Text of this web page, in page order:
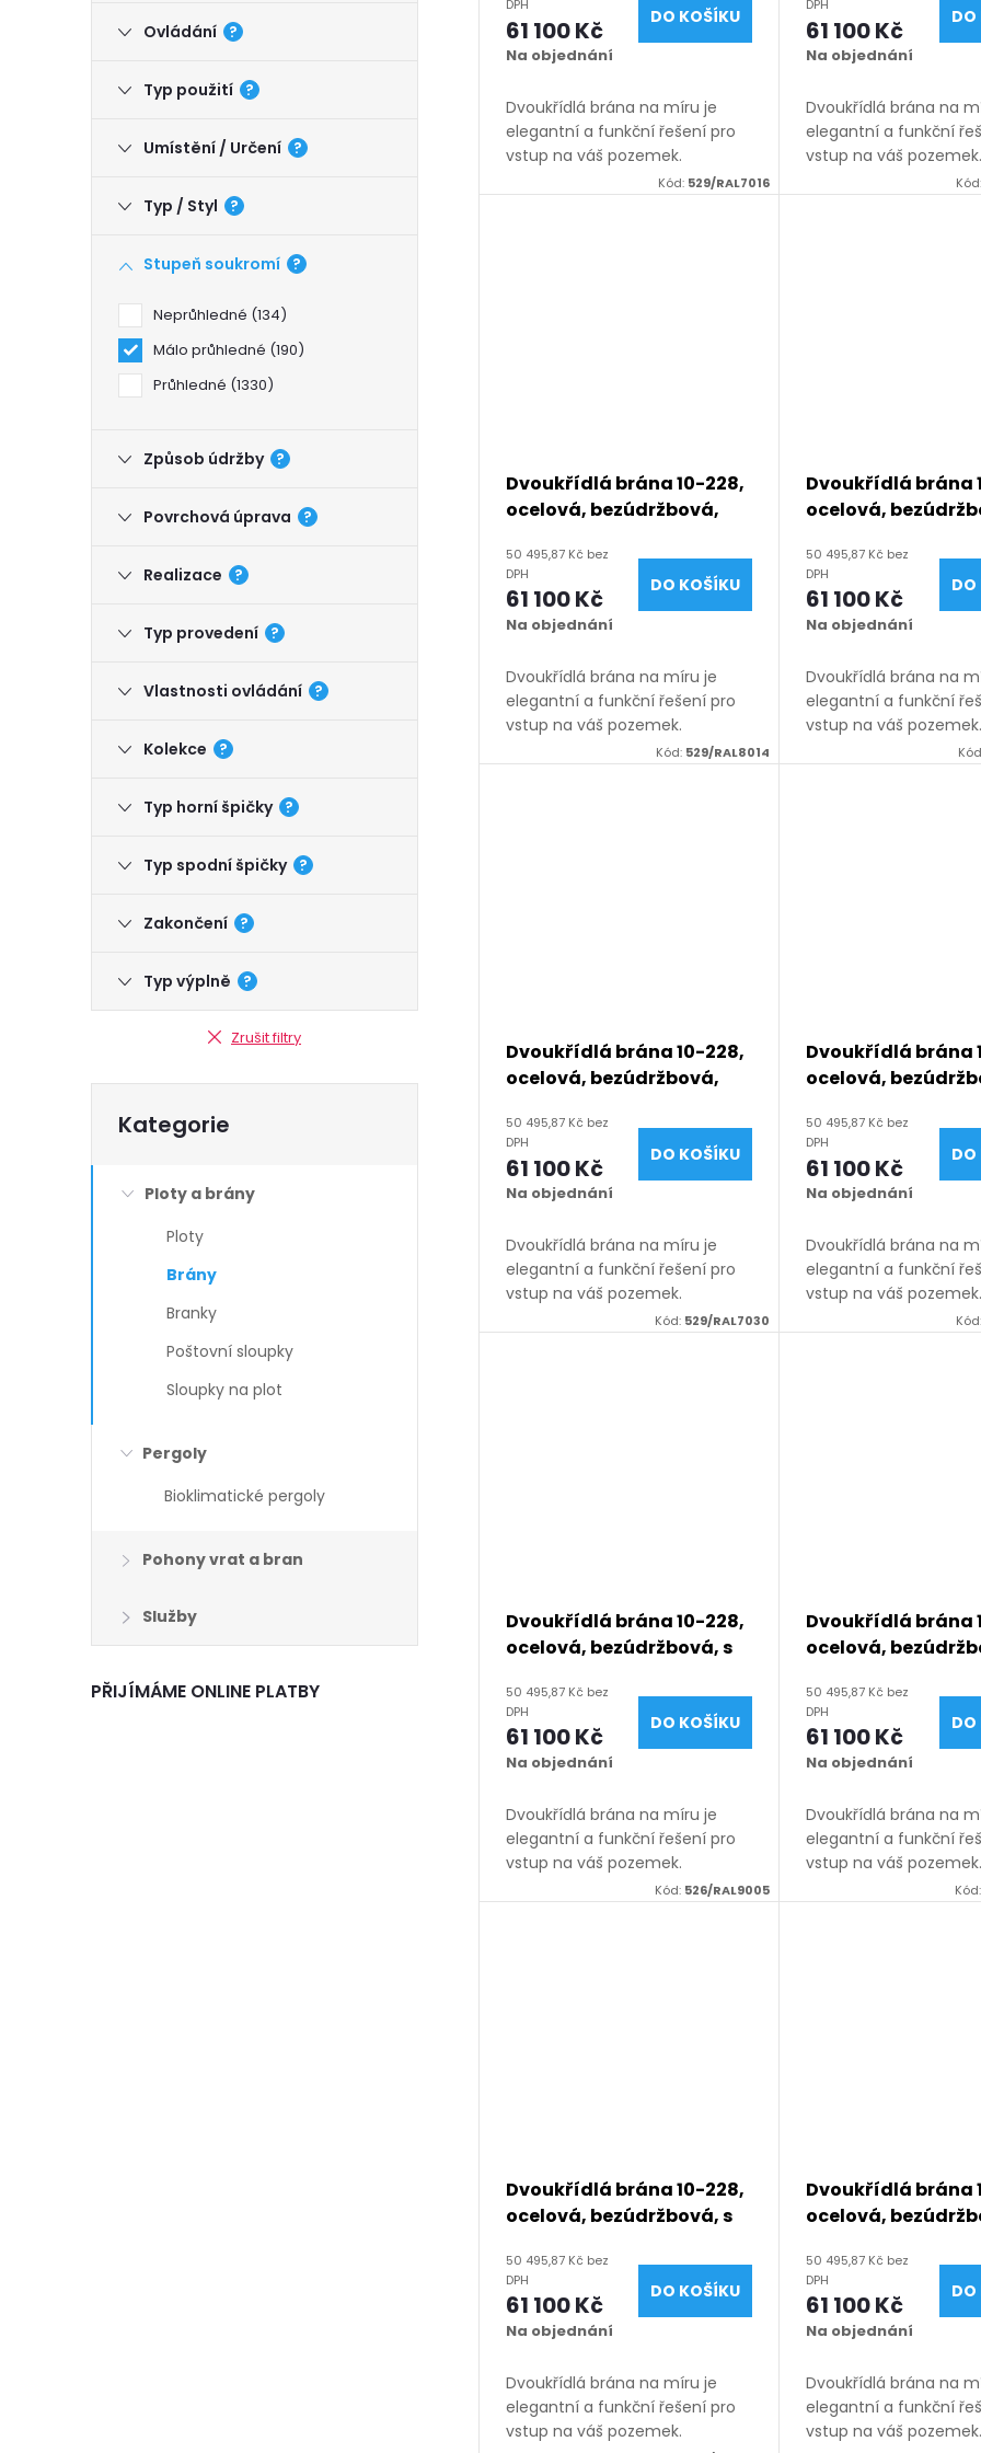
Ovládání ?
Typ použití ?
Umístění / Určení ?
Typ / Styl ?
Stupeň soukromí ?
Neprůhledné 134
Málo průhledné 190
Průhledné 1330
Způsob údržby ?
Povrchová úprava ?
Realizace ?
Typ provedení ?
Vlastnosti ovládání ?
Kolekce ?
Typ horní špičky ?
Typ spodní špičky ?
Zakončení ?
Typ výplně ?
Zrušit filtry
kategorie
Kategorie
Ploty a brány
Ploty
Brány
Branky
Poštovní sloupky
Sloupky na plot
Pergoly
Bioklimatické pergoly
Pohony vrat a bran
Služby
PŘIJÍMÁME ONLINE PLATBY
k
výška 1050 - 2050 mm),
antracit RAL 7016 matná
DPH
61 100 Kč
Na objednání
DO KOŠÍKU
Dvoukřídlá brána na míru je
elegantní a funkční řešení pro
vstup na váš pozemek.
Vyrábíme ji z kvalitních
Kód: 529/RAL7016
výška 1050 - 2050
černá RAL 9005
DPH
61 100 Kč
Na objednání
DO
Dvoukřídlá brána na
elegantní a funkční
vstup na váš pozemek.
Vyrábíme ji z kvalitních
Kód:
Dvoukřídlá brána 10-228,
ocelová, bezúdržbová,
(šířka 1200 - 6000 mm,
výška 1050 - 2050 mm),
hnědá RAL 8014 matná
50 495,87 Kč bez
DPH
61 100 Kč
Na objednání
DO KOŠÍKU
Dvoukřídlá brána na míru je
elegantní a funkční řešení pro
vstup na váš pozemek.
Vyrábíme ji z kvalitních
Kód: 529/RAL8014
Dvoukřídlá brána
ocelová,
(šířka 1200 - 6000
výška 1050 - 2050
hnědá RAL 8019
50 495,87 Kč bez
DPH
61 100 Kč
Na objednání
DO
Dvoukřídlá brána na
elegantní a funkční
vstup na váš pozemek.
Vyrábíme ji z kvalitních
Dvoukřídlá brána 10-228,
ocelová, bezúdržbová,
(šířka 1200 - 6000 mm,
výška 1050 - 2050 mm),
šedá RAL 7030 matná
50 495,87 Kč bez
DPH
61 100 Kč
Na objednání
DO KOŠÍKU
Dvoukřídlá brána na míru je
elegantní a funkční řešení pro
vstup na váš pozemek.
Vyrábíme ji z kvalitních
Kód: 529/RAL7030
Dvoukřídlá brána
ocelová,
(šířka 1200 - 6000
výška 1050 - 2050
zelená RAL 6005
50 495,87 Kč bez
DPH
61 100 Kč
Na objednání
DO
Dvoukřídlá brána na
elegantní a funkční
vstup na váš pozemek.
Vyrábíme ji z kvalitních
Kód:
Dvoukřídlá brána 10-228,
ocelová, bezúdržbová, s
1200 - 6000 mm, výška
1050 - 2050 mm), černá
RAL 9005 matná
50 495,87 Kč bez
DPH
61 100 Kč
Na objednání
DO KOŠÍKU
Dvoukřídlá brána na míru je
elegantní a funkční řešení pro
vstup na váš pozemek.
Vyrábíme ji z kvalitních
Kód: 526/RAL9005
Dvoukřídlá brána
ocelová,
1200 - 6000 mm,
1050 - 2050 mm),
struktura RAL
50 495,87 Kč bez
DPH
61 100 Kč
Na objednání
DO
Dvoukřídlá brána na
elegantní a funkční
vstup na váš pozemek.
Vyrábíme ji z kvalitních
Kód:
Dvoukřídlá brána 10-228,
ocelová, bezúdržbová, s
1200 - 6000 mm, výška
1050 - 2050 mm), hnědá
RAL 8019 matná
50 495,87 Kč bez
DPH
61 100 Kč
Na objednání
DO KOŠÍKU
Dvoukřídlá brána na míru je
elegantní a funkční řešení pro
vstup na váš pozemek.
Dvoukřídlá brána
ocelová,
1200 - 6000 mm,
1050 - 2050 mm),
5010 matná
50 495,87 Kč bez
DPH
61 100 Kč
Na objednání
DO
Dvoukřídlá brána na
elegantní a funkční
vstup na váš pozemek.